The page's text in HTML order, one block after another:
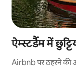
ऐम्स्टर्डैम में
Airbnb पर ठहरने